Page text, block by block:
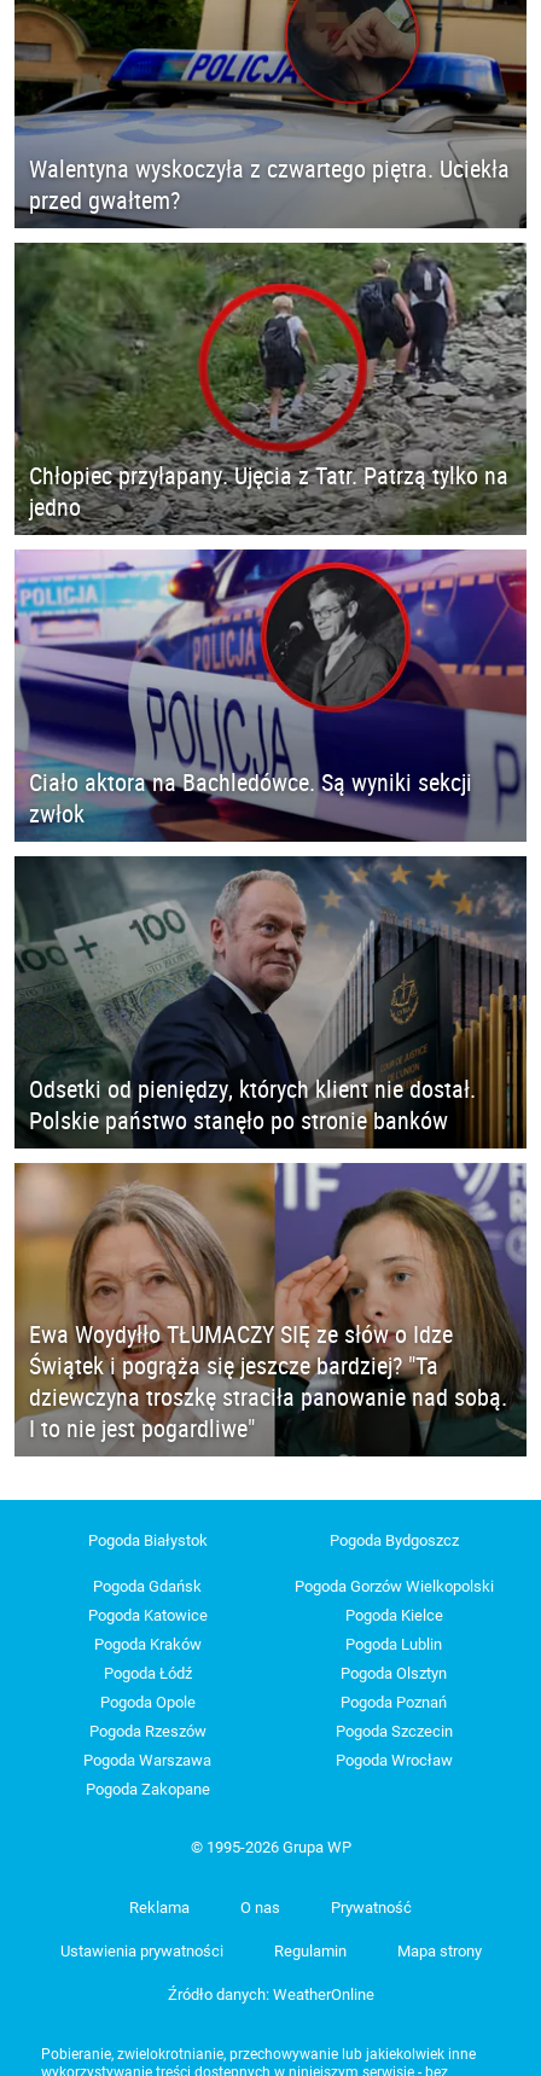
Walentyna wyskoczyła z czwartego piętra. Uciekła
przed gwałtem?
Chłopiec przyłapany. Ujęcia z Tatr. Patrzą tylko na
jedno
Ciało aktora na Bachledówce. Są wyniki sekcji
zwłok
Odsetki od pieniędzy, których klient nie dostał.
Polskie państwo stanęło po stronie banków
Ewa Woydyłło TŁUMACZY SIĘ ze słów o Idze
Świątek i pogrąża się jeszcze bardziej? "Ta
dziewczyna troszkę straciła panowanie nad sobą.
I to nie jest pogardliwe"
Pogoda Białystok Pogoda Bydgoszcz
Pogoda Gdańsk
Pogoda Gorzów Wielkopolski
Pogoda Katowice
Pogoda Kielce
Pogoda Kraków
Pogoda Lublin
Pogoda Łódź
Pogoda Olsztyn
Pogoda Opole
Pogoda Poznań
Pogoda Rzeszów
Pogoda Szczecin
Pogoda Warszawa
Pogoda Wrocław
Pogoda Zakopane
© 1995-2026 Grupa WP
Reklama O nas Prywatność
Ustawienia prywatności Regulamin Mapa strony
Źródło danych: WeatherOnline
Pobieranie, zwielokrotnianie, przechowywanie lub jakiekolwiek inne
wykorzystywanie treści dostępnych w niniejszym serwisie - bez